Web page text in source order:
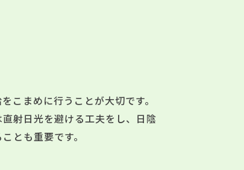
こまめに行うことが大切です。
射日光を避ける工夫をし、日陰
とも重要です。